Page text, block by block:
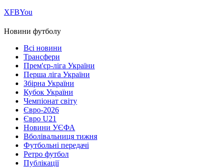
ХFBYou
Новини футболу
Всі новини
Трансфери
Прем'єр-ліга України
Перша ліга України
Збірна України
Кубок України
Чемпіонат світу
Євро-2026
Євро U21
Новини УЄФА
Вболівальниця тижня
Футбольні передачі
Ретро футбол
Публікації